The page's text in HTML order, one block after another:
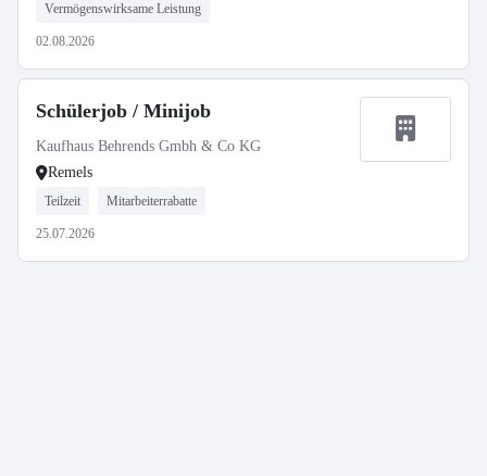
Vermögenswirksame Leistung
02.08.2026
Schülerjob / Minijob
Kaufhaus Behrends Gmbh & Co KG
Remels
Teilzeit Mitarbeiterrabatte
25.07.2026